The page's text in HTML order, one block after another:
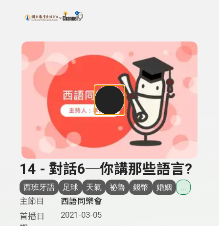
上方功能區塊
搜尋關鍵字：可輸入節目名稱、主持人或關鍵字
14 - 對話6─你講那些語言?
西班牙語 足球 天氣 祕魯 錢幣 婚姻 ...
主節目
西語同樂會
首播日
2021-03-05